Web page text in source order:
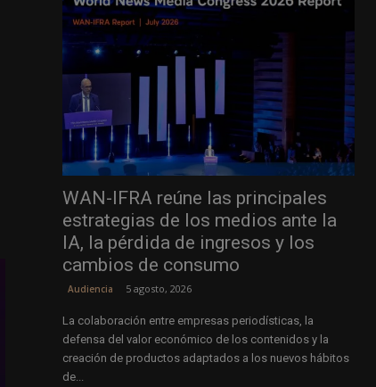
WAN-IFRA reúne las principales
estrategias de los medios ante la
IA, la pérdida de ingresos y los
cambios de consumo
Audiencia 5 agosto, 2026
La colaboración entre empresas periodísticas, la
defensa del valor económico de los contenidos y la
creación de productos adaptados a los nuevos hábitos
de...